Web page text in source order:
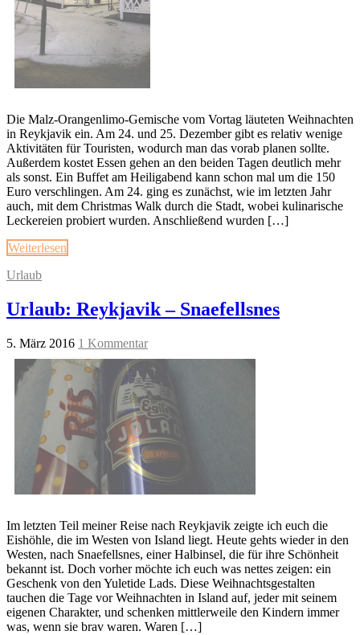
Die Malz-Orangenlimo-Gemische vom Vortag läuteten Weihnachten
in Reykjavik ein. Am 24. und 25. Dezember gibt es relativ wenige
Aktivitäten für Touristen, wodurch man das vorab planen sollte.
Außerdem kostet Essen gehen an den beiden Tagen deutlich mehr
als sonst. Ein Buffet am Heiligabend kann schon mal um die 150
Euro verschlingen. Am 24. ging es zunächst, wie im letzten Jahr
auch, mit dem Christmas Walk durch die Stadt, wobei kulinarische
Leckereien probiert wurden. Anschließend wurden […]
Weiterlesen
Urlaub
Urlaub: Reykjavik – Snaefellsnes
5. März 2016 1 Kommentar
Im letzten Teil meiner Reise nach Reykjavik zeigte ich euch die
Eishöhle, die im Westen von Island liegt. Heute gehts wieder in den
Westen, nach Snaefellsnes, einer Halbinsel, die für ihre Schönheit
bekannt ist. Doch vorher möchte ich euch was nettes zeigen: ein
Geschenk von den Yuletide Lads. Diese Weihnachtsgestalten
tauchen die Tage vor Weihnachten in Island auf, jeder mit seinem
eigenen Charakter, und schenken mittlerweile den Kindern immer
was, wenn sie brav waren. Waren […]